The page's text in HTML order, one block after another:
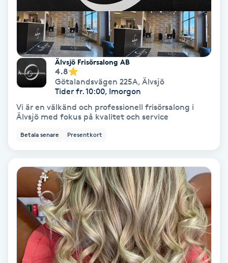
Färgning
Föning
Gel naglar
Gelenaglar
Gellack
Gellack med förstärkning
Gravidmassage
Gravidyoga
Gruppträning
Älvsjö Frisörsalong AB
4.8
Götalandsvägen 225A, Älvsjö
Tider fr. 10:00, Imorgon
Vi är en välkänd och professionell frisörsalong i
Älvsjö med fokus på kvalitet och service
Betala senare Presentkort